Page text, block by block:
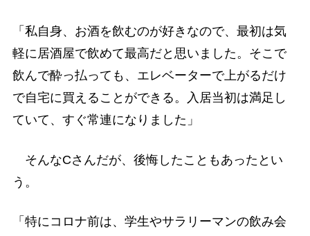
「私自身、お酒を飲むのが好きなので、最初は気
軽に居酒屋で飲めて最高だと思いました。そこで
飲んで酔っ払っても、エレベーターで上がるだけ
で自宅に買えることができる。入居当初は満足し
ていて、すぐ常連になりました」
そんなCさんだが、後悔したこともあったとい
う。
「特にコロナ前は、学生やサラリーマンの飲み会